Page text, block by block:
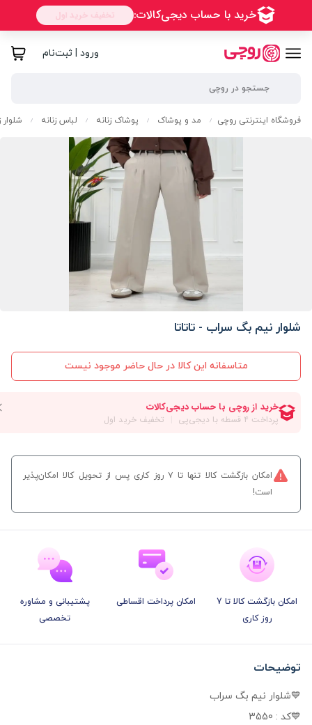
ورود | ثبت‌نام
فروشگاه اینترنتی روچی / مد و پوشاک / پوشاک زنانه / لباس زنانه / شلوار
شلوار نیم بگ سراب - تاتاتا
متاسفانه این کالا در حال حاضر موجود نیست
امکان بازگشت کالا تنها تا ۷ روز کاری پس از تحویل کالا امکان‌پذیر
است!
امکان بازگشت کالا تا 7
روز کاری
امکان پرداخت اقساطی
پشتیبانی و مشاوره
تخصصی
توضیحات
💙شلوار نیم بگ سراب
💙کد : 3550